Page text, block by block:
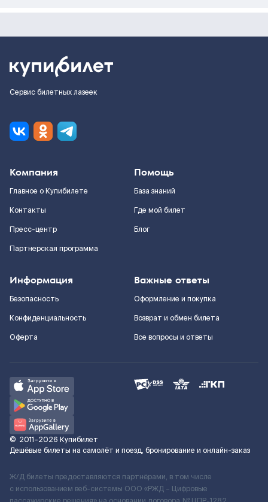
Сервис билетных лазеек
Компания
Главное о Купибилете
Контакты
Пресс-центр
Партнерская программа
Помощь
База знаний
Где мой билет
Блог
Информация
Безопасность
Конфиденциальность
Оферта
Важные ответы
Оформление и покупка
Возврат и обмен билета
Все вопросы и ответы
© 2011–2026 Купибилет
Дешёвые билеты на самолёт и поезд, бронирование и онлайн-заказ
Ж/Д билеты предоставляются партнёрами, в том числе
с использованием веб-системы ООО «РЖД – Цифровые